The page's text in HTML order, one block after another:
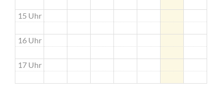
15 Uhr
16 Uhr
17 Uhr